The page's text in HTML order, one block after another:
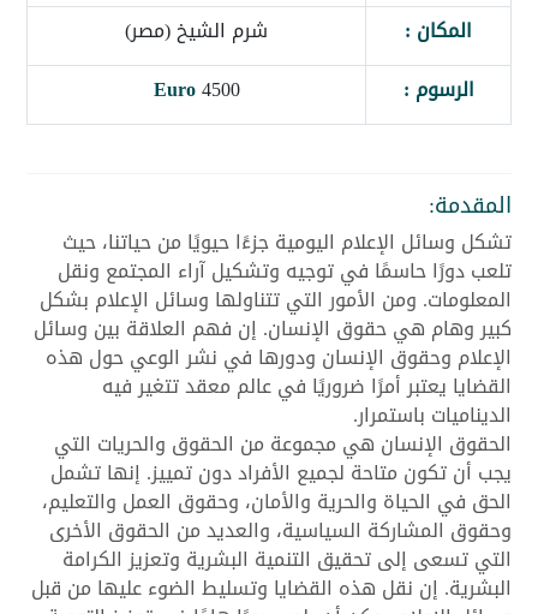
المكان :
شرم الشيخ (مصر)
الرسوم :
4500
Euro
المقدمة:
تشكل وسائل الإعلام اليومية جزءًا حيويًا من حياتنا، حيث
تلعب دورًا حاسمًا في توجيه وتشكيل آراء المجتمع ونقل
المعلومات. ومن الأمور التي تتناولها وسائل الإعلام بشكل
كبير وهام هي حقوق الإنسان. إن فهم العلاقة بين وسائل
الإعلام وحقوق الإنسان ودورها في نشر الوعي حول هذه
القضايا يعتبر أمرًا ضروريًا في عالم معقد تتغير فيه
الديناميات باستمرار.
الحقوق الإنسان هي مجموعة من الحقوق والحريات التي
يجب أن تكون متاحة لجميع الأفراد دون تمييز. إنها تشمل
الحق في الحياة والحرية والأمان، وحقوق العمل والتعليم،
وحقوق المشاركة السياسية، والعديد من الحقوق الأخرى
التي تسعى إلى تحقيق التنمية البشرية وتعزيز الكرامة
البشرية. إن نقل هذه القضايا وتسليط الضوء عليها من قبل